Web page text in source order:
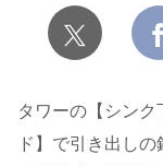
タワーの【シン
ド】で引き出し